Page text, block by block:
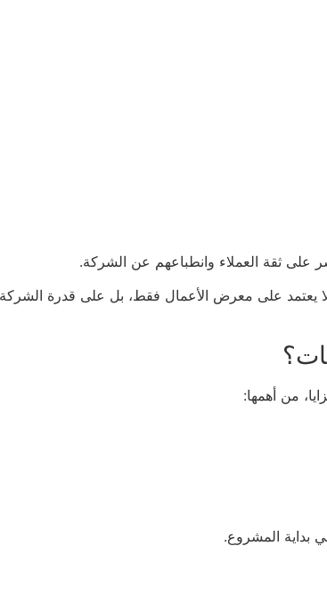
ثقة العملاء وانطباعهم عن الشركة.
يعتمد على معرض الأعمال فقط، بل على قدرة
من أهمها:
بداية المشروع.